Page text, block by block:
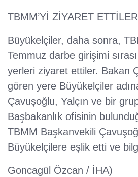
TBMM’Yİ ZİYARET ETTİLER
Büyükelçiler, daha sonra,
Temmuz darbe girişimi
yerleri ziyaret ettiler. Bakan
gören yere Büyükelçiler
Çavuşoğlu, Yalçın ve bir
Başbakanlık ofisinin
TBMM Başkanvekili
Büyükelçilere eşlik etti ve
Goncagül Özcan / İHA)